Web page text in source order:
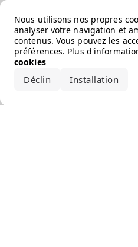
Nous utilisons nos propres
analyser votre navigation et
contenus. Vous pouvez les
préférences. Plus
cookies
Déclin Installation
Error